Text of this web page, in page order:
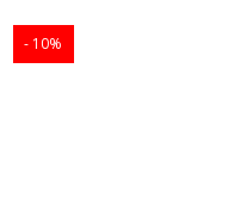
10